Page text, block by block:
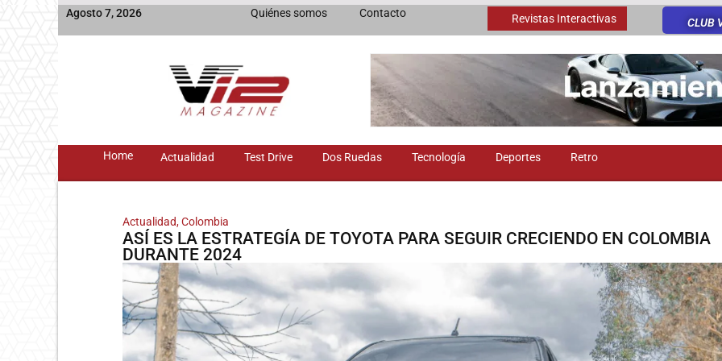
Agosto 7, 2026 Quiénes somos Contacto Revistas Interactivas CLUB
Home Actualidad Test Drive Dos Ruedas Tecnología Deportes Retro
Actualidad,Colombia
ASÍ ES LA ESTRATEGÍA DE TOYOTA PARA SEGUIR CRECIENDO EN COLOMBIA
DURANTE 2024